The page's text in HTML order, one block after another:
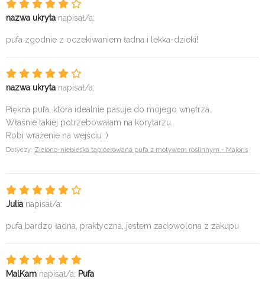
nazwa ukryta napisał/a:
pufa zgodnie z oczekiwaniem ładna i lekka-dzieki!
nazwa ukryta napisał/a:
Piękna pufa, która idealnie pasuje do mojego wnętrza.
Właśnie takiej potrzebowałam na korytarzu.
Robi wrażenie na wejściu :)
Dotyczy: Zielono-niebieska tapicerowana pufa z motywem roślinnym - Majoris
Julia napisał/a:
pufa bardzo ładna, praktyczna, jestem zadowolona z zakupu
MalKam napisał/a: Pufa